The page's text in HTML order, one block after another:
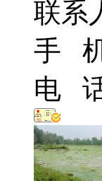
联系
手
电